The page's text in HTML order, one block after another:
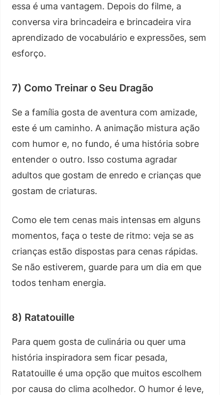
essa é uma vantagem. Depois do filme, a
conversa vira brincadeira e brincadeira vira
aprendizado de vocabulário e expressões, sem
esforço.
7) Como Treinar o Seu Dragão
Se a família gosta de aventura com amizade,
este é um caminho. A animação mistura ação
com humor e, no fundo, é uma história sobre
entender o outro. Isso costuma agradar
adultos que gostam de enredo e crianças que
gostam de criaturas.
Como ele tem cenas mais intensas em alguns
momentos, faça o teste de ritmo: veja se as
crianças estão dispostas para cenas rápidas.
Se não estiverem, guarde para um dia em que
todos tenham energia.
8) Ratatouille
Para quem gosta de culinária ou quer uma
história inspiradora sem ficar pesada,
Ratatouille é uma opção que muitos escolhem
por causa do clima acolhedor. O humor é leve,